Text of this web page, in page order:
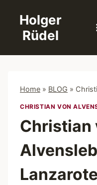
springen
Holger
Rüdel
Home » BLOG »
CHRISTIAN VON
Christian
Lanzarote